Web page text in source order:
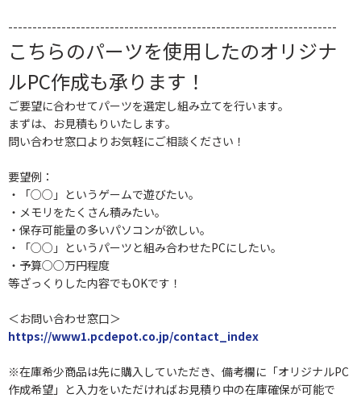
--------------------------------------------------------------------
こちらのパーツを使用したのオリジナ
ルPC作成も承ります！
ご要望に合わせてパーツを選定し組み立てを行います。
まずは、お見積もりいたします。
問い合わせ窓口よりお気軽にご相談ください！
要望例：
・「○○」というゲームで遊びたい。
・メモリをたくさん積みたい。
・保存可能量の多いパソコンが欲しい。
・「○○」というパーツと組み合わせたPCにしたい。
・予算○○万円程度
等ざっくりした内容でもOKです！
＜お問い合わせ窓口＞
https://www1.pcdepot.co.jp/contact_index
※在庫希少商品は先に購入していただき、備考欄に「オリジナルPC
作成希望」と入力をいただければお見積り中の在庫確保が可能で